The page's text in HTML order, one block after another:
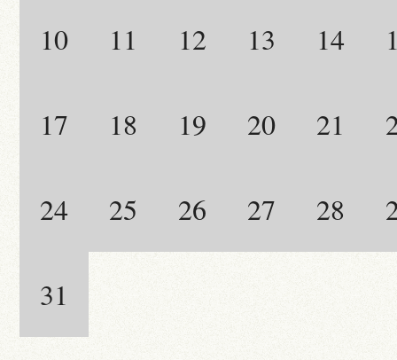
10 11 12 13 14
17 18 19 20 21
24 25 26 27 28
31